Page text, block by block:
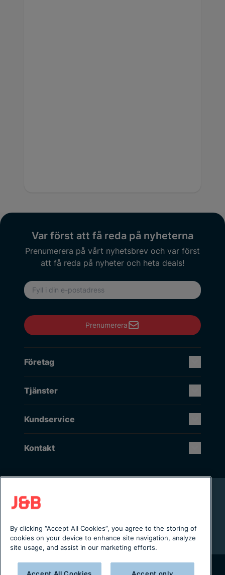
Var först att få reda på nyheterna
Prenumerera på vårt nyhetsbrev och var först
att få reda på nyheter och heta deals!
E-postadress
Prenumerera
Företag
Tjänster
Kundservice
Kontakt
Rikstäckande installation & service
Lager i Sverige
Från projektering till installation
By clicking “Accept All Cookies”, you agree to the storing of
cookies on your device to enhance site navigation, analyze
site usage, and assist in our marketing efforts.